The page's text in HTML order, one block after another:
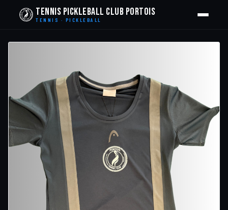
Tennis Pickleball Club Portois
TENNIS · PICKLEBALL